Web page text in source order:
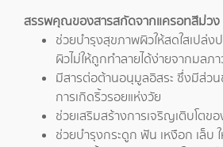
สรรพคุณของสารสกัดจากแครอทสีม่วง
ช่วยบำรุงสุขภาพผิวให้สดใสเปล่
ผิวไม่ให้ถูกทำลายได้ง่ายจากมลภ
มีสารต่อต้านอนุมูลอิสระ ซึ่งมีส่วน
การเกิดริ้วรอยแห่งวัย
ช่วยเสริมสร้างการเจริญเติบโตข
ช่วยบำรุงกระดูก ฟัน เหงือก เล็บ